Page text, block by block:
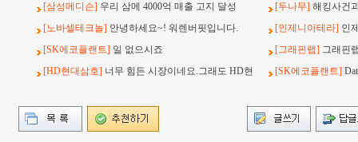
[삼성메디슨] 우리 삼메 4000억 매출 고지 달성 [두나무] 해킹사건
[노바셀테크놀] 안녕하세요~! 워렌버핏입니다. [인제니아테라] 인
[SK에코플랜트] 일 없으시죠 [그래핀랩] 그래핀
[HD현대삼호] 너무 힘든 시장이네요.그래도 HD현 [SK에코플랜트]